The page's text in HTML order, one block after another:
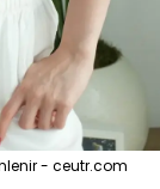
- ceutr.com